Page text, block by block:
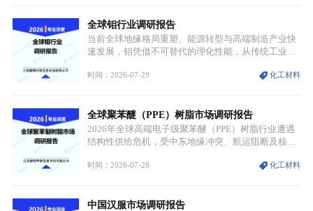
体规模扩张，高附加值领域与规模化工业应用形成两
大独立增长体系。
全球钼行业调研报告
当前全球地缘格局重塑、能源转型与高端制造产业快
速发展，钼凭借不可替代的理化性能，从传统工业金
需格局重构、价值体系重估的新阶段。钼是典型难熔
贯穿传统工业、高端制造、军工、新能源等多个核心
产业，成为现代工业体系中不可或缺的基础材料。
时间：2026-07-29 化工材料
全球聚苯醚（PPE）树脂市场调研报告
2026年全球高端电子级聚苯醚（PPE）树脂行业遭遇
结构性供给危机，受中东地缘冲突、航运阻断及核心
停产，行业长期维持寡头垄断的供应链格局彻底瓦
价无市”的供给真空，并沿高频覆铜板、PCB电路板向
时间：2026-07-28 化工材料
中国汉服市场调研报告